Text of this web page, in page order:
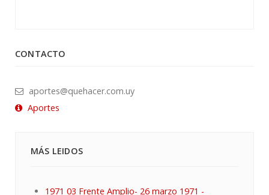
CONTACTO
aportes@quehacer.com.uy
Aportes
MÁS LEIDOS
1971 03 Frente Amplio- 26 marzo 1971 -